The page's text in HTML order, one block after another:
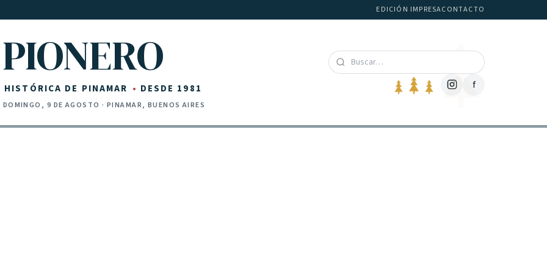
EDICIÓN IMPRESACONTACTO
PIONERO
HISTÓRICA DE PINAMAR DESDE 1981
DOMINGO, 9 DE AGOSTO · PINAMAR, BUENOS AIRES
f